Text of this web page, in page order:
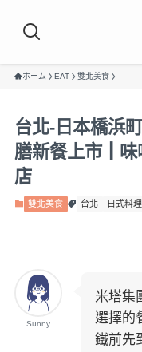
ホーム EAT 雙北美食
台北-日本橋浜
膳新餐上市┃
店
雙北美食 台北 日式料理
Sunny
米塔集
選擇的
鐵前先